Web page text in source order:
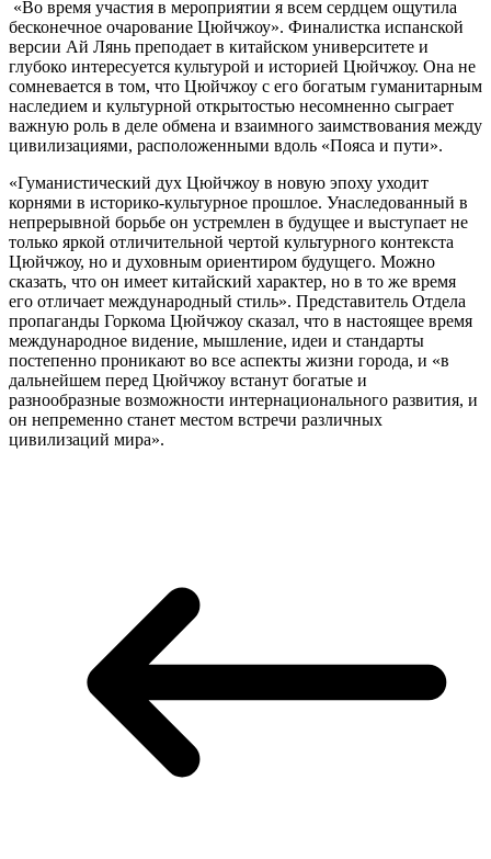
«Во время участия в мероприятии я всем сердцем ощутила
бесконечное очарование Цюйчжоу». Финалистка испанской
версии Ай Лянь преподает в китайском университете и
глубоко интересуется культурой и историей Цюйчжоу. Она не
сомневается в том, что Цюйчжоу с его богатым гуманитарным
наследием и культурной открытостью несомненно сыграет
важную роль в деле обмена и взаимного заимствования между
цивилизациями, расположенными вдоль «Пояса и пути».
«Гуманистический дух Цюйчжоу в новую эпоху уходит
корнями в историко-культурное прошлое. Унаследованный в
непрерывной борьбе он устремлен в будущее и выступает не
только яркой отличительной чертой культурного контекста
Цюйчжоу, но и духовным ориентиром будущего. Можно
сказать, что он имеет китайский характер, но в то же время
его отличает международный стиль». Представитель Отдела
пропаганды Горкома Цюйчжоу сказал, что в настоящее время
международное видение, мышление, идеи и стандарты
постепенно проникают во все аспекты жизни города, и «в
дальнейшем перед Цюйчжоу встанут богатые и
разнообразные возможности интернационального развития, и
он непременно станет местом встречи различных
цивилизаций мира».